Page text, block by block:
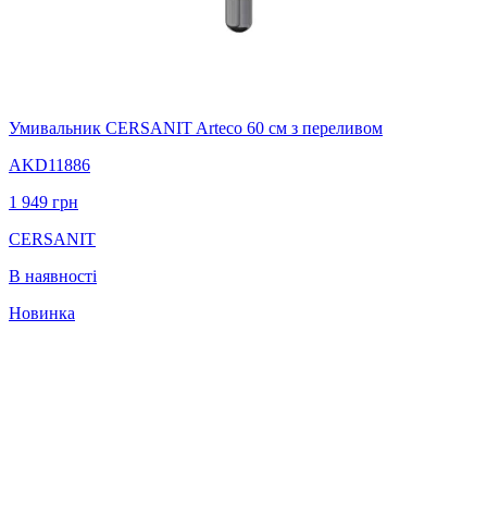
Умивальник CERSANIT Arteco 60 см з переливом
AKD11886
1 949 грн
CERSANIT
В наявності
Новинка